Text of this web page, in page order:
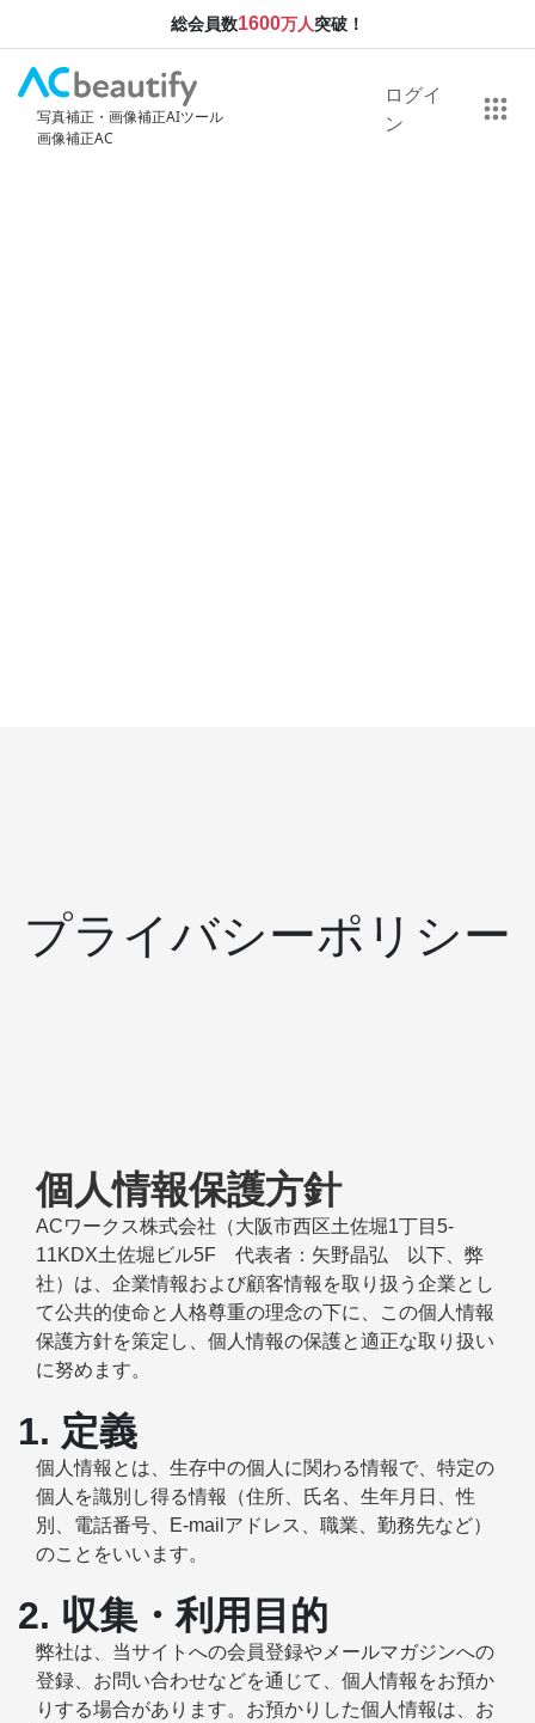
総会員数1600万人突破！
写真補正・画像補正AIツール
画像補正AC
ログイ
ン
プライバシーポリシー
個人情報保護方針
ACワークス株式会社（大阪市西区土佐堀1丁目5-
11KDX土佐堀ビル5F 代表者：矢野晶弘 以下、弊
社）は、企業情報および顧客情報を取り扱う企業とし
て公共的使命と人格尊重の理念の下に、この個人情報
保護方針を策定し、個人情報の保護と適正な取り扱い
に努めます。
1. 定義
個人情報とは、生存中の個人に関わる情報で、特定の
個人を識別し得る情報（住所、氏名、生年月日、性
別、電話番号、E-mailアドレス、職業、勤務先など）
のことをいいます。
2. 収集・利用目的
弊社は、当サイトへの会員登録やメールマガジンへの
登録、お問い合わせなどを通じて、個人情報をお預か
りする場合があります。お預かりした個人情報は、お